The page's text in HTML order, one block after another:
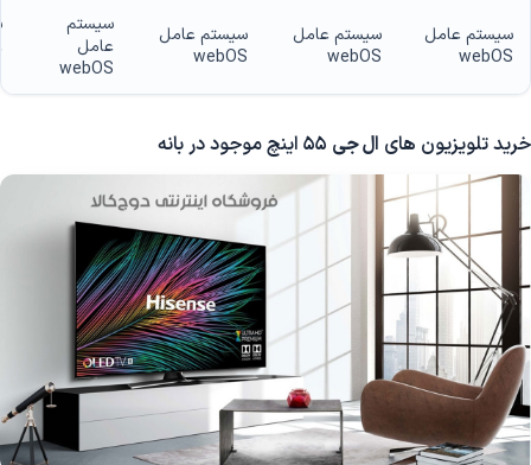
سیستم عامل
webOS
سیستم عامل
webOS
سیستم عامل
webOS
سیستم
عامل
webOS
خرید تلویزیون های ال جی